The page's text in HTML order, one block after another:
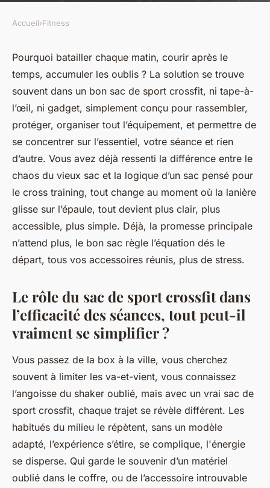
Sac de sport Crossfit : le choix
idéal pour transporter tout
votre équipement
Ismaël•12 décembre 2025 •9 min de lecture
Accueil›Fitness
Pourquoi batailler chaque matin, courir après le
temps, accumuler les oublis ? La solution se trouve
souvent dans un bon sac de sport crossfit, ni tape-à-
l’œil, ni gadget, simplement conçu pour rassembler,
protéger, organiser tout l’équipement, et permettre de
se concentrer sur l’essentiel, votre séance et rien
d’autre. Vous avez déjà ressenti la différence entre le
chaos du vieux sac et la logique d’un sac pensé pour
le cross training, tout change au moment où la lanière
glisse sur l’épaule, tout devient plus clair, plus
accessible, plus simple. Déjà, la promesse principale
n’attend plus, le bon sac règle l’équation dés le
départ, tous vos accessoires réunis, plus de stress.
Le rôle du sac de sport crossfit dans
l’efficacité des séances, tout peut-il
vraiment se simplifier ?
Vous passez de la box à la ville, vous cherchez
souvent à limiter les va-et-vient, vous connaissez
l’angoisse du shaker oublié, mais avec un vrai sac de
sport crossfit, chaque trajet se révèle différent. Les
habitués du milieu le répètent, sans un modèle
adapté, l’expérience s’étire, se complique, l'énergie
se disperse. Qui garde le souvenir d’un matériel
oublié dans le coffre, ou de l’accessoire introuvable